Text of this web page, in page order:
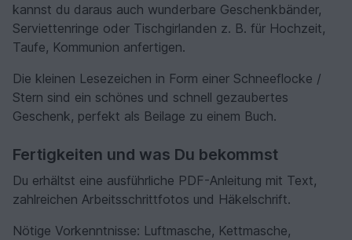
kannst du daraus auch wunderbare Geschenkbänder,
Serviettenringe oder Tischgirlanden z. B. für Hochzeit,
Taufe, Kommunion anfertigen.
Die kleinen Lesezeichen in Form einer Schneeflocke /
Stern sind ein schönes und schnell gezaubertes
Geschenk, perfekt als Beilage zu einem Buch.
Fertigkeiten und was Du bekommst
Du erhältst eine ausführliche PDF-Anleitung mit Text,
zahlreichen Arbeitsschrittfotos und Häkelschrift.
Nötige Vorkenntnisse: Luftmasche, Kettmasche,